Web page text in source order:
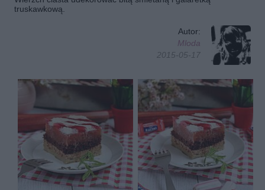
truskawkową.
Autor:
Mloda
2015-05-17